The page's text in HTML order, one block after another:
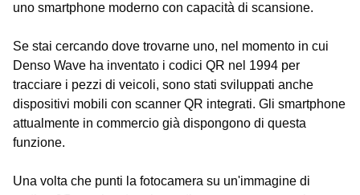
uno smartphone moderno con capacità di scansione.
Se stai cercando dove trovarne uno, nel momento in cui
Denso Wave ha inventato i codici QR nel 1994 per
tracciare i pezzi di veicoli, sono stati sviluppati anche
dispositivi mobili con scanner QR integrati. Gli smartphone
attualmente in commercio già dispongono di questa
funzione.
Una volta che punti la fotocamera su un'immagine di